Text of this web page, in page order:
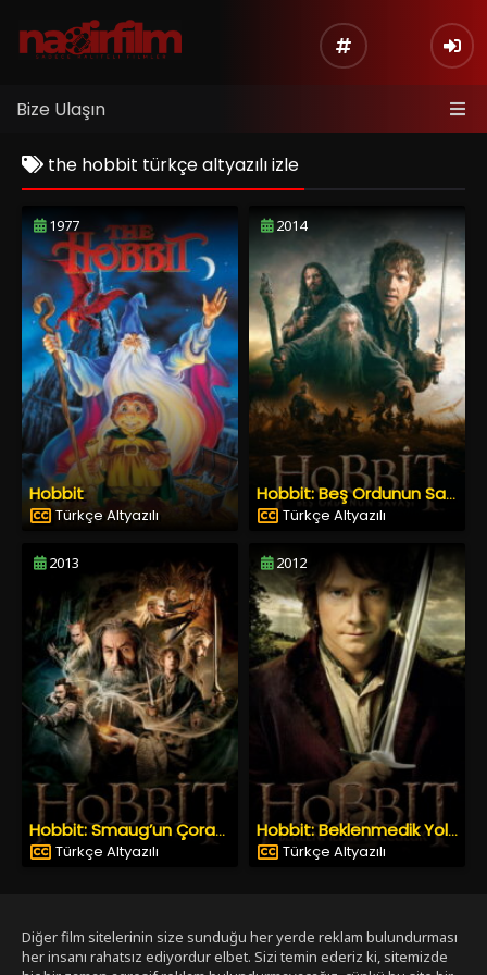
Bize Ulaşın
the hobbit türkçe altyazılı izle
1977
Hobbit
Türkçe Altyazılı
2014
Hobbit: Beş Ordunun Savaşı
Türkçe Altyazılı
2013
Hobbit: Smaug’un Çorak Toprakları
Türkçe Altyazılı
2012
Hobbit: Beklenmedik Yolculuk
Türkçe Altyazılı
Diğer film sitelerinin size sunduğu her yerde reklam bulundurması
her insanı rahatsız ediyordur elbet. Sizi temin ederiz ki, sitemizde